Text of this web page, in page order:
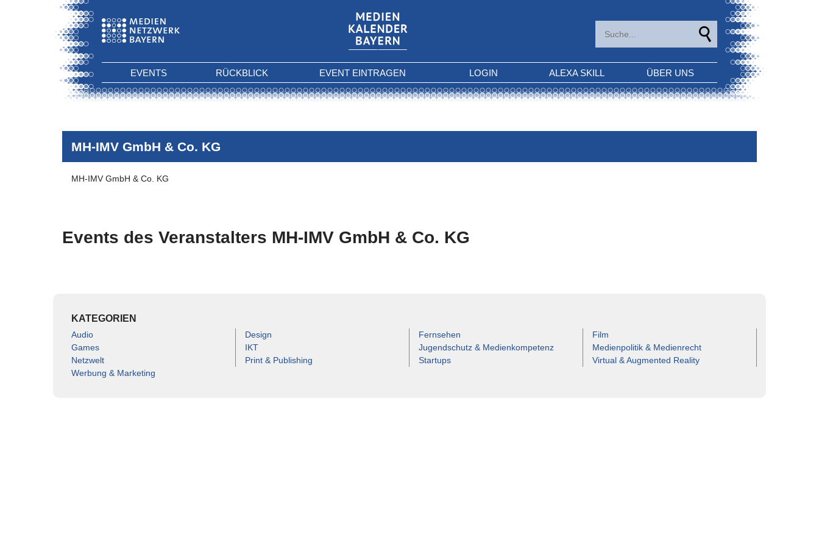
EVENTS RÜCKBLICK EVENT EINTRAGEN LOGIN ALEXA SKILL ÜBER UNS
MH-IMV GmbH & Co. KG
MH-IMV GmbH & Co. KG
Events des Veranstalters MH-IMV GmbH & Co. KG
KATEGORIEN
Audio Design Fernsehen
Film
Games
IKT Jugendschutz & Medienkompetenz
Medienpolitik & Medienrecht
Netzwelt
Print & Publishing Startups
Virtual & Augmented Reality
Werbung & Marketing